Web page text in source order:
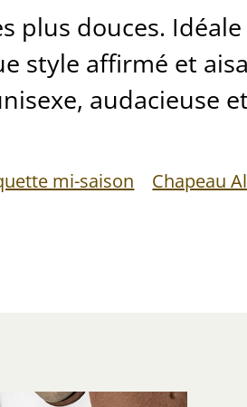
plus douces.
style affirmé et
audacieuse
mi-saison Chapeau